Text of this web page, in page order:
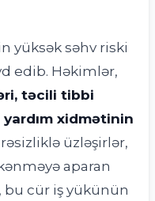
yüksək səhv riski
edib. Həkimlər,
təcili tibbi
xidmətinin
üzləşirlər,
aparan
cür iş yükünün